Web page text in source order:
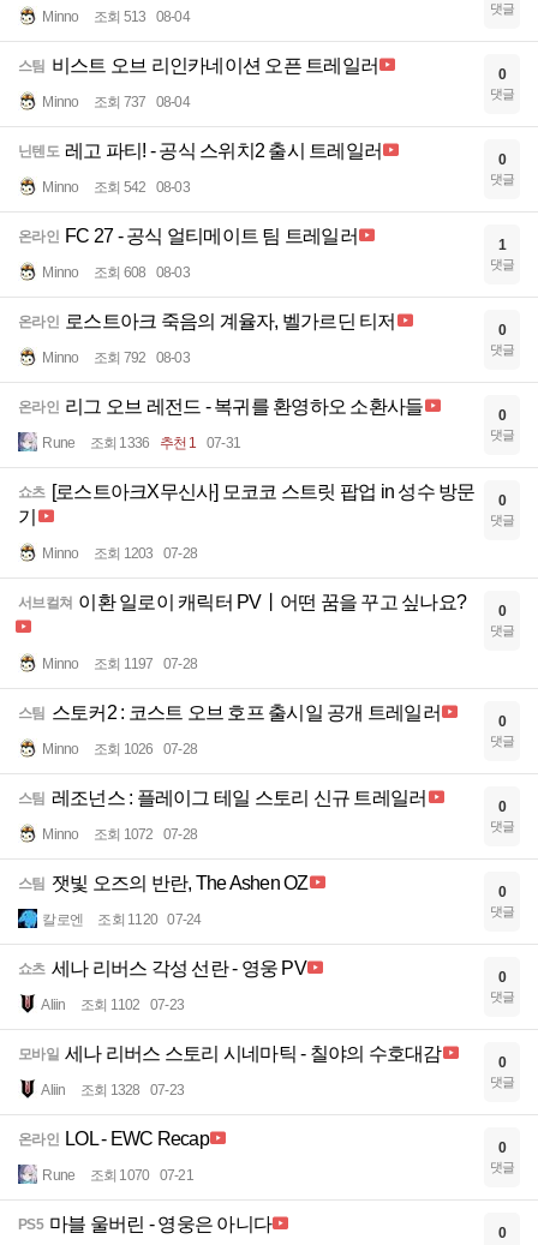
Minno 조회 513 08-04 댓글
스팀 비스트 오브 리인카네이션 오픈 트레일러
Minno 조회 737 08-04
0
댓글
닌텐도 레고 파티! - 공식 스위치2 출시 트레일러
Minno 조회 542 08-03
0
댓글
온라인 FC 27 - 공식 얼티메이트 팀 트레일러
Minno 조회 608 08-03
1
댓글
온라인 로스트아크 죽음의 계율자, 벨가르딘 티저
Minno 조회 792 08-03
0
댓글
온라인 리그 오브 레전드 - 복귀를 환영하오 소환사들
Rune 조회 1336 추천 1 07-31
0
댓글
쇼츠 [로스트아크X무신사] 모코코 스트릿 팝업 in 성수 방문
기
Minno 조회 1203 07-28
0
댓글
서브컬쳐 이환 일로이 캐릭터 PV丨어떤 꿈을 꾸고 싶나요?
Minno 조회 1197 07-28
0
댓글
스팀 스토커2 : 코스트 오브 호프 출시일 공개 트레일러
Minno 조회 1026 07-28
0
댓글
스팀 레조넌스 : 플레이그 테일 스토리 신규 트레일러
Minno 조회 1072 07-28
0
댓글
스팀 잿빛 오즈의 반란, The Ashen OZ
칼로엔 조회 1120 07-24
0
댓글
쇼츠 세나 리버스 각성 선란 - 영웅 PV
Aliin 조회 1102 07-23
0
댓글
모바일 세나 리버스 스토리 시네마틱 - 칠야의 수호대감
Aliin 조회 1328 07-23
0
댓글
온라인 LOL - EWC Recap
Rune 조회 1070 07-21
0
댓글
PS5 마블 울버린 - 영웅은 아니다 0